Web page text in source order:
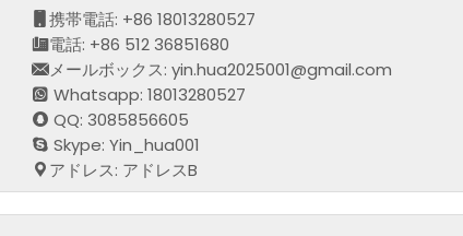
携帯電話: +86 18013280527
電話: +86 512 36851680
メールボックス: yin.hua2025001@gmail.com
Whatsapp: 18013280527
QQ: 3085856605
Skype: Yin_hua001
アドレス: アドレスB